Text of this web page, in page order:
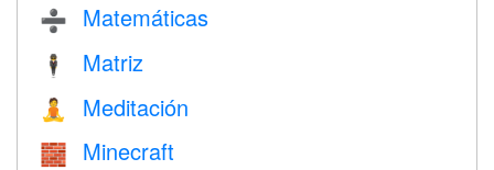
➗ Matemáticas
🕴️ Matriz
🧘 Meditación
🧱 Minecraft